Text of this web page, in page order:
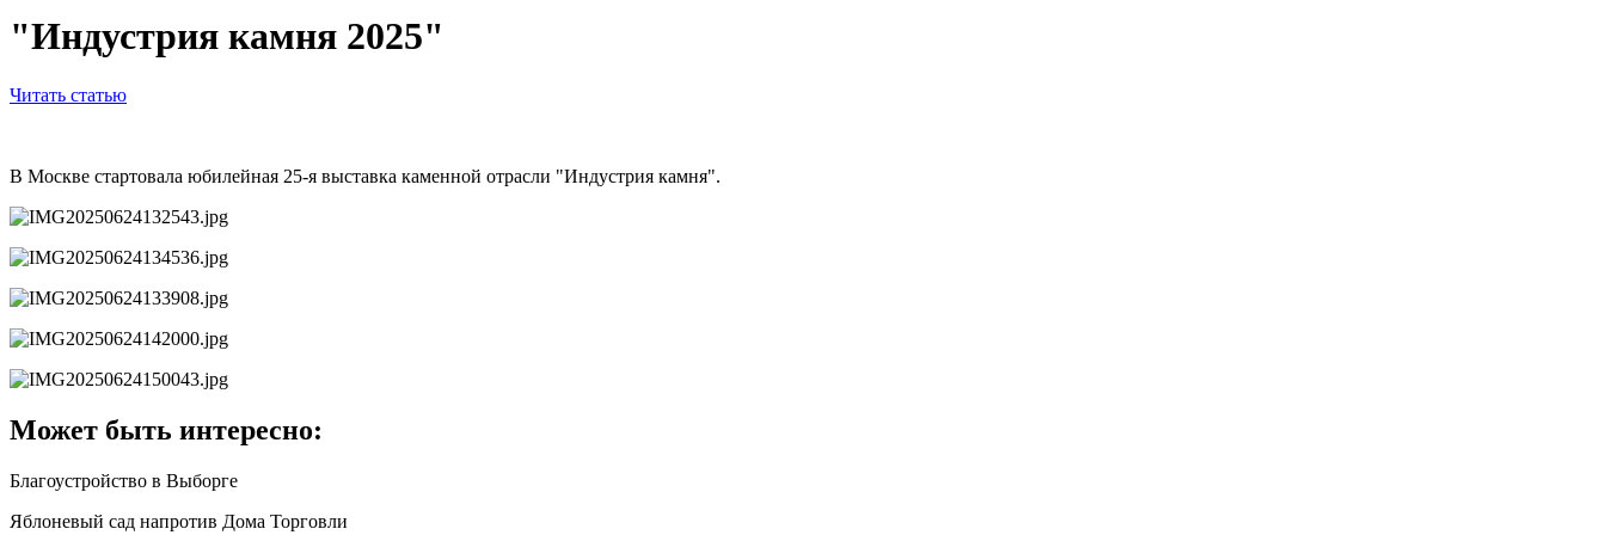
"Индустрия камня 2025"
Читать статью
В Москве стартовала юбилейная 25-я выставка каменной отрасли "Индустрия камня".
Может быть интересно:
Благоустройство в Выборге
Яблоневый сад напротив Дома Торговли